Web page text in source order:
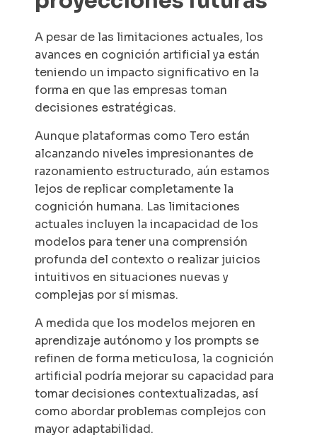
A pesar de las limitaciones actuales, los
avances en cognición artificial ya están
teniendo un impacto significativo en la
forma en que las empresas toman
decisiones estratégicas.
Aunque plataformas como Tero están
alcanzando niveles impresionantes de
razonamiento estructurado, aún estamos
lejos de replicar completamente la
cognición humana. Las limitaciones
actuales incluyen la incapacidad de los
modelos para tener una comprensión
profunda del contexto o realizar juicios
intuitivos en situaciones nuevas y
complejas por sí mismas.
A medida que los modelos mejoren en
aprendizaje autónomo y los prompts se
refinen de forma meticulosa, la cognición
artificial podría mejorar su capacidad para
tomar decisiones contextualizadas, así
como abordar problemas complejos con
mayor adaptabilidad.